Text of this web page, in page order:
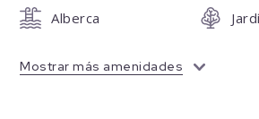
Alberca
Mostrar más amenidades